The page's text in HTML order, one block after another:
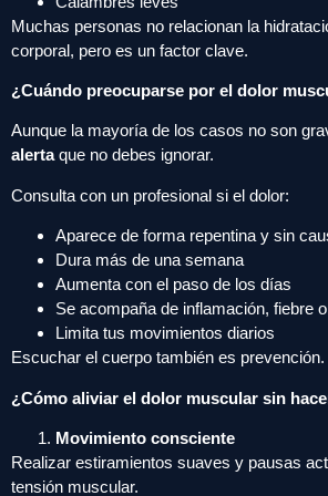
Muchas personas no relacionan la
corporal, pero es un factor clave.
¿Cuándo preocuparse por el dolor
Aunque la mayoría de los casos no son
alertaque no debes ignorar.
Consulta con un profesional si el dolor:
Aparece de forma repentina y sin
Dura más de una semana
Aumenta con el paso de los días
Se acompaña de inflamación, fiebre
Limita tus movimientos diarios
Escuchar el cuerpo también es prevención.
¿Cómo aliviar el dolor muscular sin
Movimiento consciente
Realizar estiramientos suaves y pausas
tensión muscular.